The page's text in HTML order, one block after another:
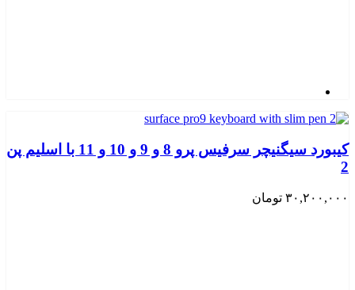
کیبورد سیگنیچر سرفیس پرو 8 و 9 و 10 و 11 با اسلیم پن
2
۳۰,۲۰۰,۰۰۰ تومان